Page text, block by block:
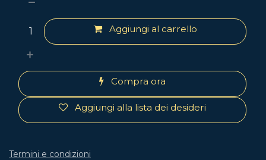
Aggiungi al carrello
Compra ora
Aggiungi alla lista dei desideri
Termini e condizioni